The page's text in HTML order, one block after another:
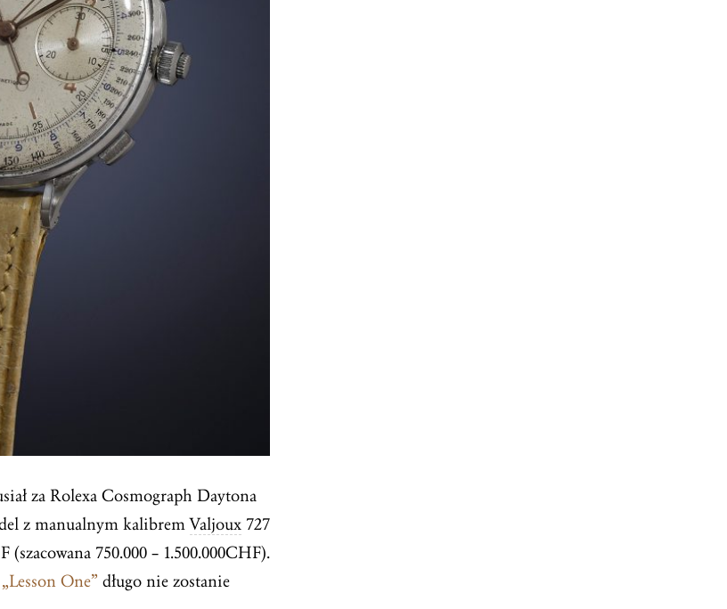
za Rolexa Cosmograph Daytona
z manualnym kalibremValjoux 727
(szacowana 750.000 – 1.500.000CHF).
One” długo nie zostanie